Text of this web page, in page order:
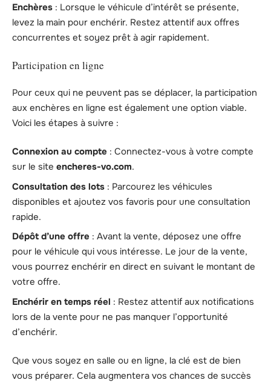
Enchères : Lorsque le véhicule d’intérêt se présente,
levez la main pour enchérir. Restez attentif aux offres
concurrentes et soyez prêt à agir rapidement.
Participation en ligne
Pour ceux qui ne peuvent pas se déplacer, la participation
aux enchères en ligne est également une option viable.
Voici les étapes à suivre :
Connexion au compte : Connectez-vous à votre compte
sur le site encheres-vo.com.
Consultation des lots : Parcourez les véhicules
disponibles et ajoutez vos favoris pour une consultation
rapide.
Dépôt d’une offre : Avant la vente, déposez une offre
pour le véhicule qui vous intéresse. Le jour de la vente,
vous pourrez enchérir en direct en suivant le montant de
votre offre.
Enchérir en temps réel : Restez attentif aux notifications
lors de la vente pour ne pas manquer l’opportunité
d’enchérir.
Que vous soyez en salle ou en ligne, la clé est de bien
vous préparer. Cela augmentera vos chances de succès